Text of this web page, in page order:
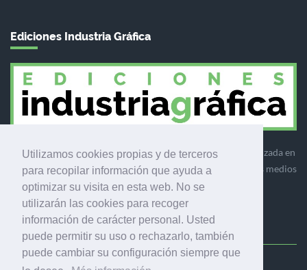
Utilizamos cookies propias y de terceros
para recopilar información que ayuda a
optimizar su visita en esta web. No se
utilizarán las cookies para recoger
información de carácter personal. Usted
puede permitir su uso o rechazarlo, también
puede cambiar su configuración siempre que
Ediciones Industria Gráfica
Ediciones Industria Gráfica es una empresa editora especializada en
el mercado de la comunicación gráfica que engloba diversos medios
profesionales especializados en el mercado gráfico, la
comunicación visual y el envasado.